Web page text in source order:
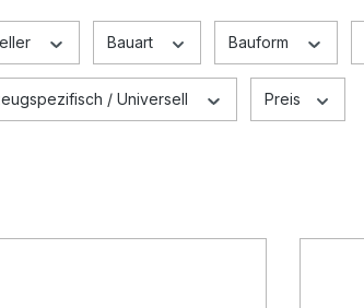
Bauart Bauform
/ Universell Preis